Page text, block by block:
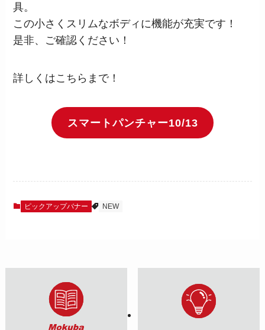
具。
この小さくスリムなボディに機能が充実です！
是非、ご確認ください！
詳しくはこちらまで！
スマートパンチャー10/13
ピックアップバナー NEW